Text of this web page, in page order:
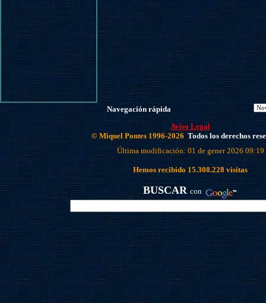
Navegación rápida
Aviso Legal
© Miquel Pontes 1996-2026 Todos los derechos
Última modificación: 01 de gener 2026 09:19
Hemos recibido 15.308.228 visitas
BUSCAR con